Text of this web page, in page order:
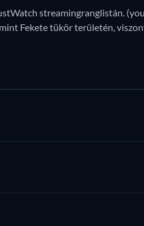
streamingranglistán.
Fekete tükör területén,